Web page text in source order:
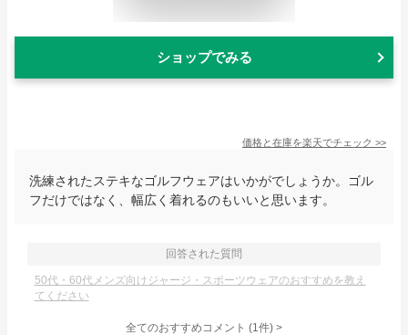
ショップでみる
価格と在庫を楽天でチェック >>
洗練されたステキなゴルフウェアはいかがでしょうか。ゴル
フだけではなく、幅広く着れるのもいいと思います。
回答された質問
50代・60代メンズ向けジャージ・スポーツウェアのおすすめを教え
てください
全てのおすすめコメント (1件) >